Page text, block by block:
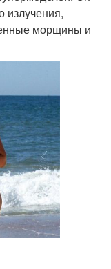
излучения,
морщины и